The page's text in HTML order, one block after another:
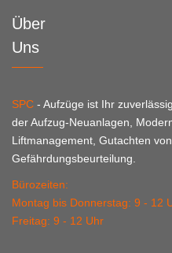
Über
Uns
SPC - Aufzüge ist Ihr
der Aufzug-Neuanlagen,
Liftmanagement, Gutachten
Gefährdungsbeurteilung.
Bürozeiten:
Montag bis Donnerstag: 9 - 12
Freitag: 9 - 12 Uhr